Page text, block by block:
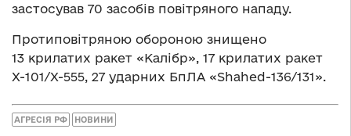
застосував 70 засобів повітряного нападу.
Протиповітряною обороною знищено
13 крилатих ракет «Калібр», 17 крилатих ракет
Х-101/Х-555, 27 ударних БпЛА «Shahed-136/131».
АГРЕСІЯ РФ НОВИНИ